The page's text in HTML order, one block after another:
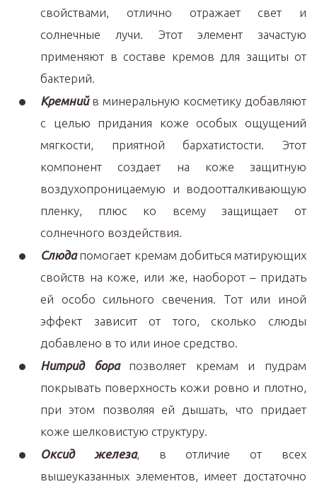
свойствами, отлично отражает свет и
солнечные лучи. Этот элемент зачастую
применяют в составе кремов для защиты от
бактерий.
Кремний в минеральную косметику добавляют
с целью придания коже особых ощущений
мягкости, приятной бархатистости. Этот
компонент создает на коже защитную
воздухопроницаемую и водоотталкивающую
пленку, плюс ко всему защищает от
солнечного воздействия.
Слюда помогает кремам добиться матирующих
свойств на коже, или же, наоборот – придать
ей особо сильного свечения. Тот или иной
эффект зависит от того, сколько слюды
добавлено в то или иное средство.
Нитрид борапозволяет кремам и пудрам
покрывать поверхность кожи ровно и плотно,
при этом позволяя ей дышать, что придает
коже шелковистую структуру.
Оксид железа, в отличие от всех
вышеуказанных элементов, имеет достаточно